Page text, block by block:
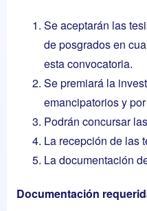
Se aceptarán las
de posgrados en
esta convocatoria.
Se premiará la
emancipatorios y
Podrán concursar
La recepción de las
La documentación
Documentación